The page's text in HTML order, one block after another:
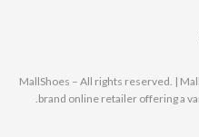
© 2025 MallShoes – All rights reserved.
brand online retailer offering a